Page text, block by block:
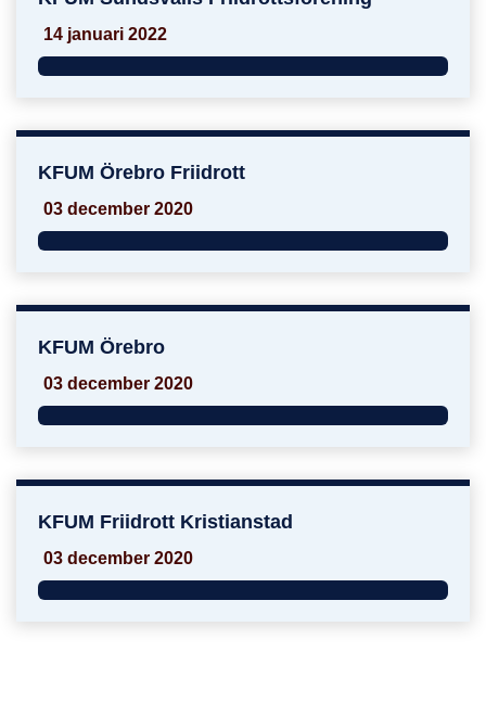
14 januari 2022
KFUM Örebro Friidrott
KFUM Örebro Friidrott
03 december 2020
KFUM Örebro
KFUM Örebro
03 december 2020
KFUM Friidrott Kristianstad
KFUM Friidrott Kristianstad
03 december 2020